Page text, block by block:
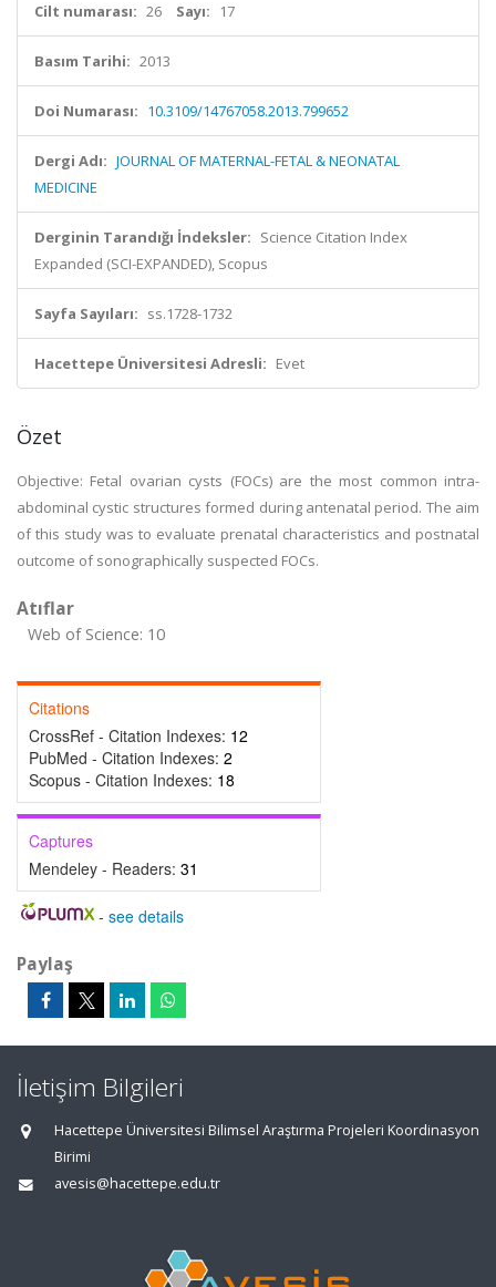
Cilt numarası: 26 Sayı: 17
Basım Tarihi: 2013
Doi Numarası: 10.3109/14767058.2013.799652
Dergi Adı: JOURNAL OF MATERNAL-FETAL & NEONATAL
MEDICINE
Derginin Tarandığı İndeksler: Science Citation Index
Expanded (SCI-EXPANDED), Scopus
Sayfa Sayıları: ss.1728-1732
Hacettepe Üniversitesi Adresli: Evet
Özet
Objective: Fetal ovarian cysts (FOCs) are the most common intra-
abdominal cystic structures formed during antenatal period. The aim
of this study was to evaluate prenatal characteristics and postnatal
outcome of sonographically suspected FOCs.
Atıflar
Web of Science: 10
Citations
CrossRef - Citation Indexes: 12
PubMed - Citation Indexes: 2
Scopus - Citation Indexes: 18
Captures
Mendeley - Readers: 31
- see details
Paylaş
İletişim Bilgileri
Hacettepe Üniversitesi Bilimsel Araştırma Projeleri Koordinasyon
Birimi
avesis@hacettepe.edu.tr